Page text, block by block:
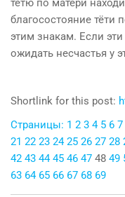
тётю по матери
благосостояние тёти
этим знакам. Если
ожидать несчастья у
Shortlink for this post:
Страницы: 1 2 3 4 5 6 7
21 22 23 24 25 26 27 28
42 43 44 45 46 47 48 49
63 64 65 66 67 68 69